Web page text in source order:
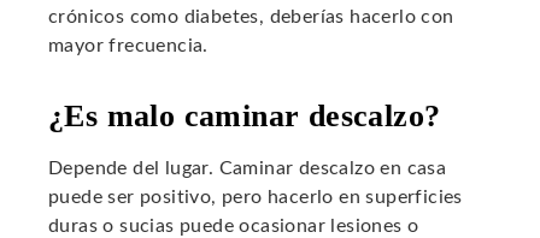
crónicos como diabetes, deberías hacerlo con
mayor frecuencia.
¿Es malo caminar descalzo?
Depende del lugar. Caminar descalzo en casa
puede ser positivo, pero hacerlo en superficies
duras o sucias puede ocasionar lesiones o